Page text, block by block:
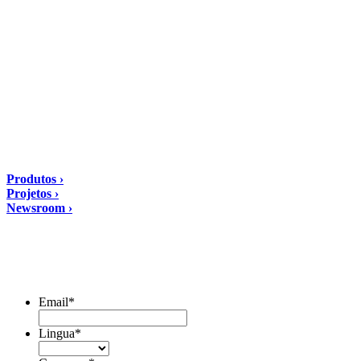
Produtos ›
Projetos ›
Newsroom ›
Email*
Lingua*